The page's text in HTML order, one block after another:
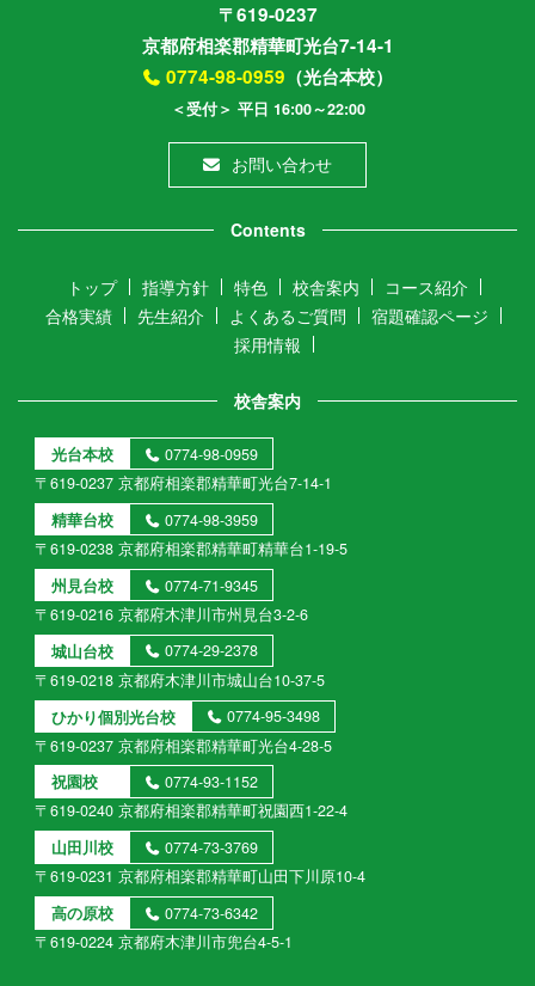
〒619-0237
京都府相楽郡精華町光台7-14-1
0774-98-0959 （光台本校）
＜受付＞ 平日 16:00～22:00
お問い合わせ
Contents
トップ 指導方針 特色 校舎案内
コース紹介
合格実績
先生紹介 よくあるご質問
宿題確認ページ
採用情報
校舎案内
光台本校
0774-98-0959
〒619-0237 京都府相楽郡精華町光台7-14-1
精華台校
0774-98-3959
〒619-0238 京都府相楽郡精華町精華台1-19-5
州見台校
0774-71-9345
〒619-0216 京都府木津川市州見台3-2-6
城山台校
0774-29-2378
〒619-0218 京都府木津川市城山台10-37-5
ひかり個別光台校
0774-95-3498
〒619-0237 京都府相楽郡精華町光台4-28-5
祝園校
0774-93-1152
〒619-0240 京都府相楽郡精華町祝園西1-22-4
山田川校
0774-73-3769
〒619-0231 京都府相楽郡精華町山田下川原10-4
高の原校
0774-73-6342
〒619-0224 京都府木津川市兜台4-5-1